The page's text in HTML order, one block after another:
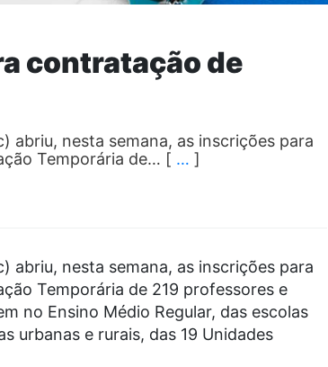
contratação de
abriu, nesta semana, as inscrições para
Temporária de… [ … ]
abriu, nesta semana, as inscrições para
Temporária de 219 professores e
no Ensino Médio Regular, das escolas
urbanas e rurais, das 19 Unidades